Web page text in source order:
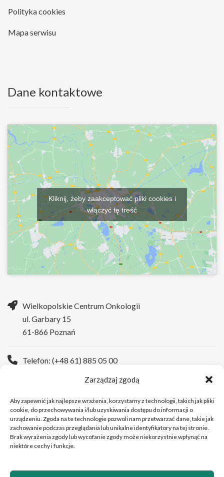
Zarządzaj zgodą
Aby zapewnić jak najlepsze wrażenia, korzystamy z technologii, takich jak pliki
cookie, do przechowywania i/lub uzyskiwania dostępu do informacji o
urządzeniu. Zgoda na te technologie pozwoli nam przetwarzać dane, takie jak
zachowanie podczas przeglądania lub unikalne identyfikatory na tej stronie.
Brak wyrażenia zgody lub wycofanie zgody może niekorzystnie wpłynąć na
niektóre cechy i funkcje.
Polityka cookies
Mapa serwisu
Dane kontaktowe
Kliknij, żeby zaakceptować pliki cookies i
włączyć tę treść
Wielkopolskie Centrum Onkologii
ul. Garbary 15
61-866 Poznań
Telefon: (+48 61) 885 05 00